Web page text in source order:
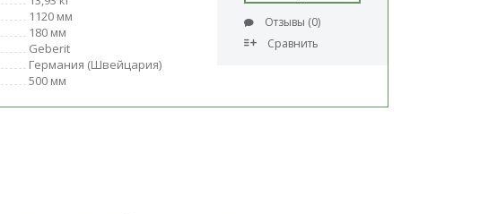
1120 мм
180 мм
Geberit
Германия (Швейцария)
500 мм
Отзывы (0)
Сравнить